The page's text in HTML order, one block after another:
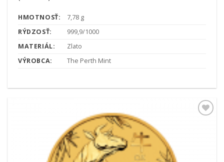
HMOTNOSŤ:
7,78 g
RÝDZOSŤ:
999,9/1000
MATERIÁL:
Zlato
VÝROBCA:
The Perth Mint